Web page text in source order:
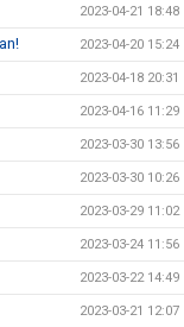
2023-04-21 18:48
2023-04-20 15:24
2023-04-18 20:31
2023-04-16 11:29
2023-03-30 13:56
2023-03-30 10:26
2023-03-29 11:02
2023-03-24 11:56
2023-03-22 14:49
2023-03-21 12:07